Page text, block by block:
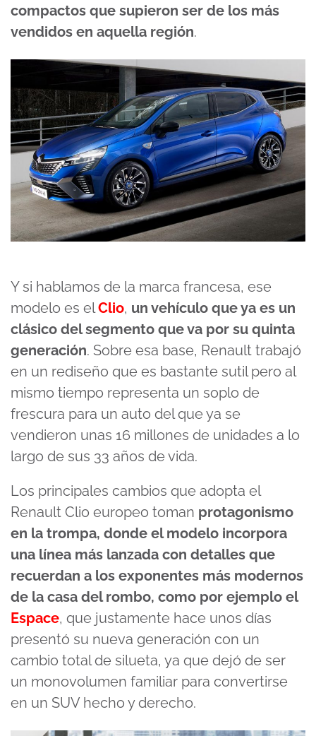
compactos que supieron ser de los más
vendidos en aquella región.
Y si hablamos de la marca francesa, ese
modelo es elClio, un vehículo que ya es un
clásico del segmento que va por su quinta
generación. Sobre esa base, Renault trabajó
en un rediseño que es bastante sutil pero al
mismo tiempo representa un soplo de
frescura para un auto del que ya se
vendieron unas 16 millones de unidades a lo
largo de sus 33 años de vida.
Los principales cambios que adopta el
Renault Clio europeo toman protagonismo
en la trompa, donde el modelo incorpora
una línea más lanzada con detalles que
recuerdan a los exponentes más modernos
de la casa del rombo, como por ejemplo el
Espace, que justamente hace unos días
presentó su nueva generación con un
cambio total de silueta, ya que dejó de ser
un monovolumen familiar para convertirse
en un SUV hecho y derecho.